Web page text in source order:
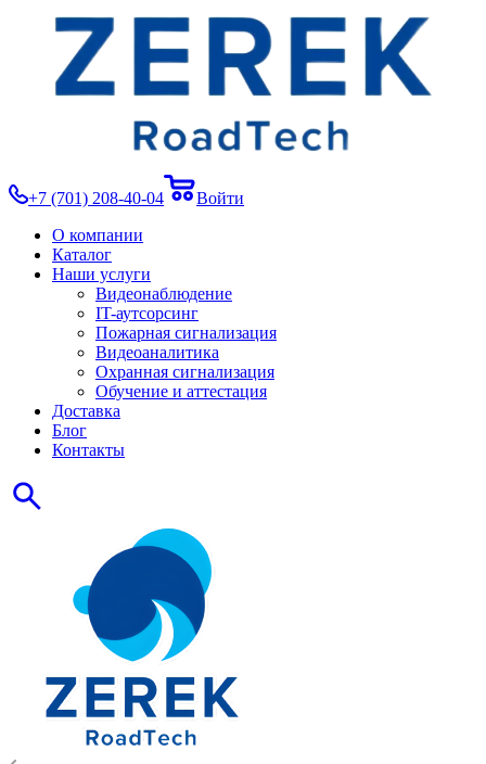
+7 (701) 208-40-04
Войти
О компании
Каталог
Наши услуги
Видеонаблюдение
IT-аутсорсинг
Пожарная сигнализация
Видеоаналитика
Охранная сигнализация
Обучение и аттестация
Доставка
Блог
Контакты